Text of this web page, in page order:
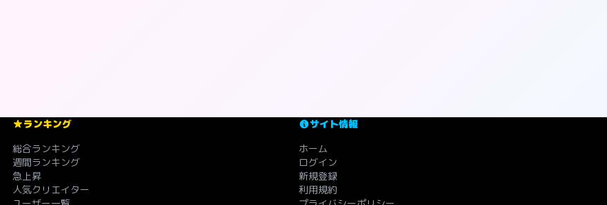
ランキング
総合ランキング
週間ランキング
急上昇
人気クリエイター
サイト情報
ホーム
ログイン
新規登録
利用規約